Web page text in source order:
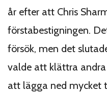
år efter att Chris
förstabestigningen.
försök, men det
valde att klättra
att lägga ned mycket